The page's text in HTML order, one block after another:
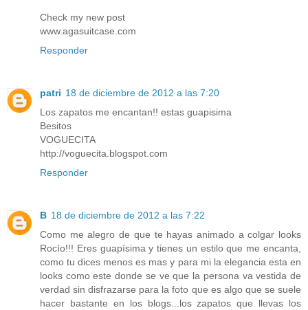
Check my new post
www.agasuitcase.com
Responder
patri 18 de diciembre de 2012 a las 7:20
Los zapatos me encantan!! estas guapisima
Besitos
VOGUECITA
http://voguecita.blogspot.com
Responder
B 18 de diciembre de 2012 a las 7:22
Como me alegro de que te hayas animado a colgar looks
Rocío!!! Eres guapísima y tienes un estilo que me encanta,
como tu dices menos es mas y para mi la elegancia esta en
looks como este donde se ve que la persona va vestida de
verdad sin disfrazarse para la foto que es algo que se suele
hacer bastante en los blogs...los zapatos que llevas los